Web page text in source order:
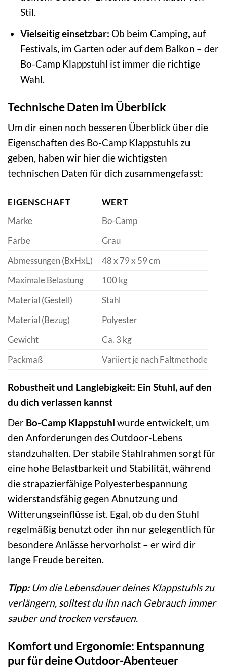
Stil.
Vielseitig einsetzbar: Ob beim Camping, auf
Festivals, im Garten oder auf dem Balkon – der
Bo-Camp Klappstuhl ist immer die richtige
Wahl.
Technische Daten im Überblick
Um dir einen noch besseren Überblick über die
Eigenschaften des Bo-Camp Klappstuhls zu
geben, haben wir hier die wichtigsten
technischen Daten für dich zusammengefasst:
EIGENSCHAFT
WERT
Marke
Bo-Camp
Farbe
Grau
Abmessungen (BxHxL)
48 x 79 x 59 cm
Maximale Belastung
100 kg
Material (Gestell)
Stahl
Material (Bezug)
Polyester
Gewicht
Ca. 3 kg
Packmaß
Variiert je nach Faltmethode
Robustheit und Langlebigkeit: Ein Stuhl, auf den
du dich verlassen kannst
Der Bo-Camp Klappstuhl wurde entwickelt, um
den Anforderungen des Outdoor-Lebens
standzuhalten. Der stabile Stahlrahmen sorgt für
eine hohe Belastbarkeit und Stabilität, während
die strapazierfähige Polyesterbespannung
widerstandsfähig gegen Abnutzung und
Witterungseinflüsse ist. Egal, ob du den Stuhl
regelmäßig benutzt oder ihn nur gelegentlich für
besondere Anlässe hervorholst – er wird dir
lange Freude bereiten.
Tipp:Um die Lebensdauer deines Klappstuhls zu
verlängern, solltest du ihn nach Gebrauch immer
sauber und trocken verstauen.
Komfort und Ergonomie: Entspannung
pur für deine Outdoor-Abenteuer